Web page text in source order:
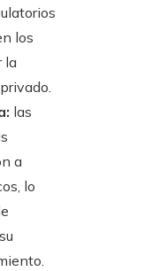
los
la
las
a
lo